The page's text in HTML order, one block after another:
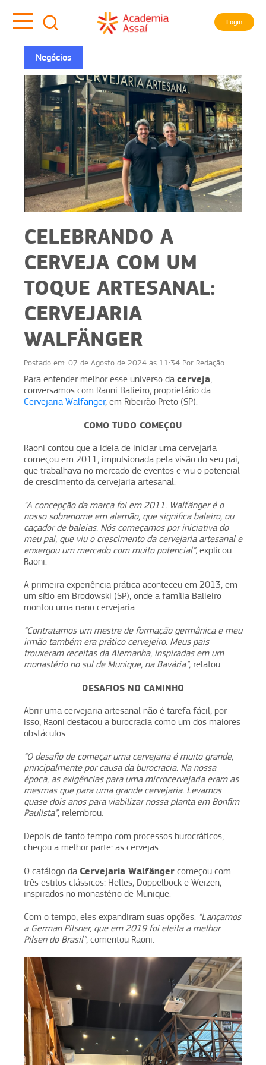
Login
Negócios
CELEBRANDO A
CERVEJA COM UM
TOQUE ARTESANAL:
CERVEJARIA
WALFÄNGER
Postado em: 07 de Agosto de 2024 às 11:34 Por Redação
Para entender melhor esse universo da cerveja,
conversamos com Raoni Balieiro, proprietário da
Cervejaria Walfänger, em Ribeirão Preto (SP).
COMO TUDO COMEÇOU
Raoni contou que a ideia de iniciar uma cervejaria
começou em 2011, impulsionada pela visão do seu pai,
que trabalhava no mercado de eventos e viu o potencial
de crescimento da cervejaria artesanal.
“A concepção da marca foi em 2011. Walfänger é o
nosso sobrenome em alemão, que significa baleiro, ou
caçador de baleias. Nós começamos por iniciativa do
meu pai, que viu o crescimento da cervejaria artesanal e
enxergou um mercado com muito potencial”, explicou
Raoni.
A primeira experiência prática aconteceu em 2013, em
um sítio em Brodowski (SP), onde a família Balieiro
montou uma nano cervejaria.
“Contratamos um mestre de formação germânica e meu
irmão também era prático cervejeiro. Meus pais
trouxeram receitas da Alemanha, inspiradas em um
monastério no sul de Munique, na Bavária”, relatou.
DESAFIOS NO CAMINHO
Abrir uma cervejaria artesanal não é tarefa fácil, por
isso, Raoni destacou a burocracia como um dos maiores
obstáculos.
“O desafio de começar uma cervejaria é muito grande,
principalmente por causa da burocracia. Na nossa
época, as exigências para uma microcervejaria eram as
mesmas que para uma grande cervejaria. Levamos
quase dois anos para viabilizar nossa planta em Bonfim
Paulista”, relembrou.
Depois de tanto tempo com processos burocráticos,
chegou a melhor parte: as cervejas.
O catálogo da Cervejaria Walfänger começou com
três estilos clássicos: Helles, Doppelbock e Weizen,
inspirados no monastério de Munique.
Com o tempo, eles expandiram suas opções. “Lançamos
a German Pilsner, que em 2019 foi eleita a melhor
Pilsen do Brasil”, comentou Raoni.